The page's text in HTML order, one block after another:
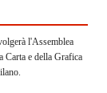
l'Assemblea
Carta e della Grafica